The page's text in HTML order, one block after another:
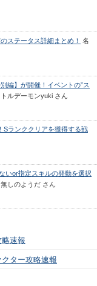
ステータス詳細まとめ！
名
編】が開催！イベントの”ス
トルデーモンyuki さん
Sランククリアを獲得する戦
いor指定スキルの発動を選択
しのようだ さん
速報
ター攻略速報